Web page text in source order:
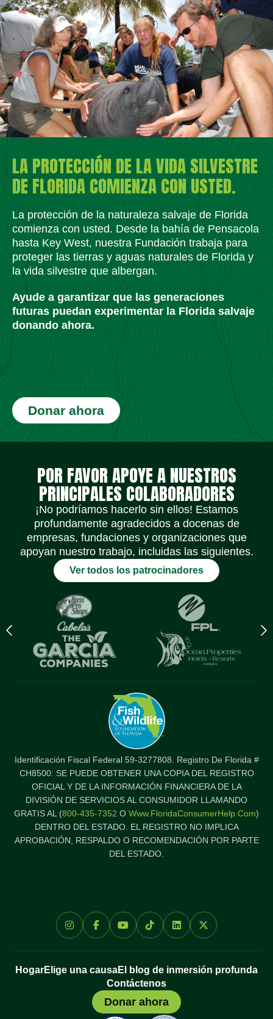
LA PROTECCIÓN DE LA VIDA SILVESTRE
DE FLORIDA COMIENZA CON USTED.
La protección de la naturaleza salvaje de Florida
comienza con usted. Desde la bahía de Pensacola
hasta Key West, nuestra Fundación trabaja para
proteger las tierras y aguas naturales de Florida y
la vida silvestre que albergan.
Ayude a garantizar que las generaciones
futuras puedan experimentar la Florida salvaje
donando ahora.
Donar ahora
POR FAVOR APOYE A NUESTROS
PRINCIPALES COLABORADORES
¡No podríamos hacerlo sin ellos! Estamos
profundamente agradecidos a docenas de
empresas, fundaciones y organizaciones que
apoyan nuestro trabajo, incluidas las siguientes.
Ver todos los patrocinadores
Previous
logo
Identificación Fiscal Federal 59-3277808. Registro De Florida #
CH8500: SE PUEDE OBTENER UNA COPIA DEL REGISTRO
OFICIAL Y DE LA INFORMACIÓN FINANCIERA DE LA
DIVISIÓN DE SERVICIOS AL CONSUMIDOR LLAMANDO
GRATIS AL (800-435-7352 O Www.FloridaConsumerHelp.com)
DENTRO DEL ESTADO. EL REGISTRO NO IMPLICA
APROBACIÓN, RESPALDO O RECOMENDACIÓN POR PARTE
DEL ESTADO.
Iconos de redes socialesIconos de redes socialesIconos de redes socialesIconos de redes socialesIconos de redes socialesIconos de redes sociales
HogarElige una causaEl blog de inmersión profunda
Contáctenos
Donar ahora